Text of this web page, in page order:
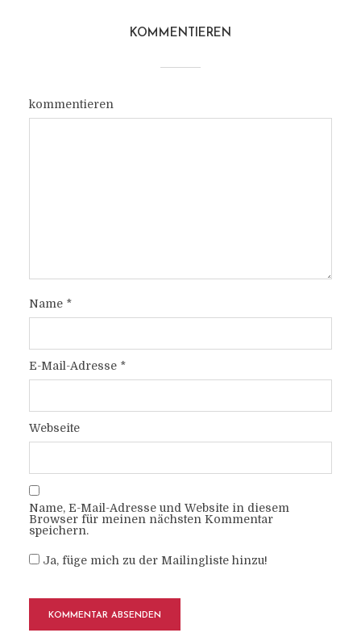
KOMMENTIEREN
kommentieren
Name *
E-Mail-Adresse *
Webseite
Name, E-Mail-Adresse und Website in diesem
Browser für meinen nächsten Kommentar
speichern.
Ja, füge mich zu der Mailingliste hinzu!